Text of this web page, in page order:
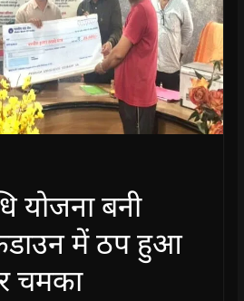
योजना बनी
में ठप हुआ
चमका